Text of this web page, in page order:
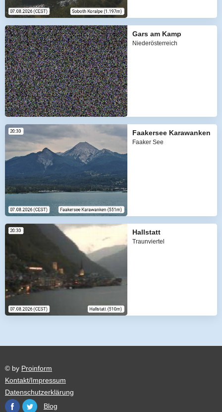
Gars am Kamp
Niederösterreich
Faakersee Karawanken
Faaker See
Hallstatt
Traunviertel
© by Proinform
Kontakt/Impressum
Datenschutzerklärung
Blog